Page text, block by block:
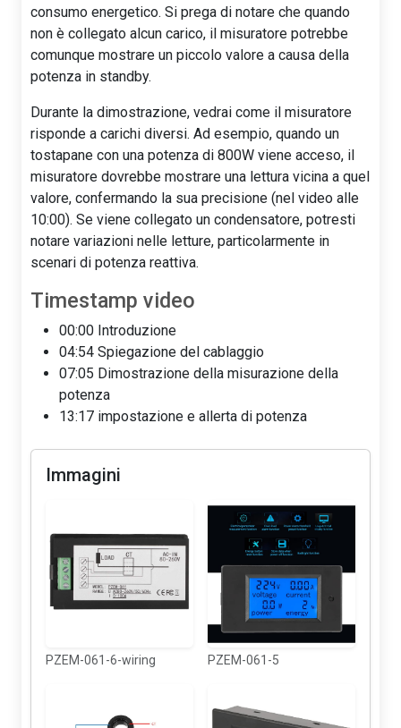
consumo energetico. Si prega di notare che quando
non è collegato alcun carico, il misuratore potrebbe
comunque mostrare un piccolo valore a causa della
potenza in standby.
Durante la dimostrazione, vedrai come il misuratore
risponde a carichi diversi. Ad esempio, quando un
tostapane con una potenza di 800W viene acceso, il
misuratore dovrebbe mostrare una lettura vicina a quel
valore, confermando la sua precisione (nel video alle
10:00). Se viene collegato un condensatore, potresti
notare variazioni nelle letture, particolarmente in
scenari di potenza reattiva.
Timestamp video
00:00 Introduzione
04:54 Spiegazione del cablaggio
07:05 Dimostrazione della misurazione della
potenza
13:17 impostazione e allerta di potenza
Immagini
PZEM-061-6-wiring PZEM-061-5